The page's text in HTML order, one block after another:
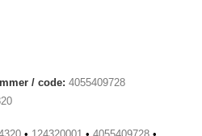
/ code: 4055409728